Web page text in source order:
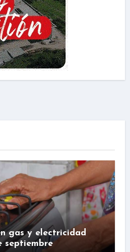
gas y electricidad
septiembre